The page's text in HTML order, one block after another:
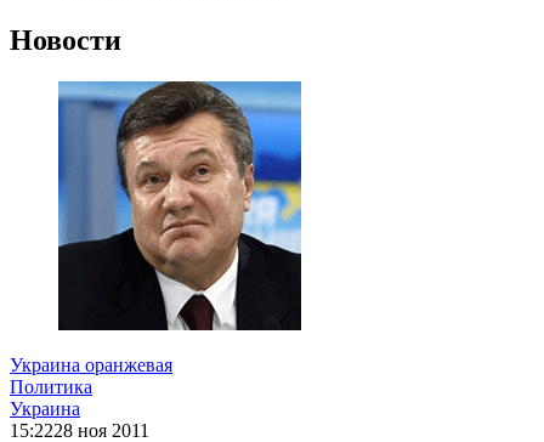
Новости
Украина оранжевая
Политика
Украина
15:2228 ноя 2011